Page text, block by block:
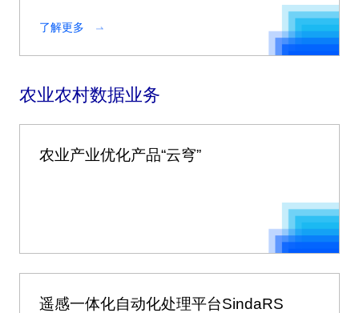
了解更多
农业农村数据业务
农业产业优化产品“云穹”
遥感一体化自动化处理平台SindaRS